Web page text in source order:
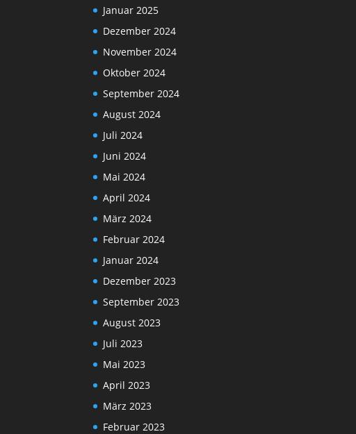
Januar 2025
Dezember 2024
November 2024
Oktober 2024
September 2024
August 2024
Juli 2024
Juni 2024
Mai 2024
April 2024
März 2024
Februar 2024
Januar 2024
Dezember 2023
September 2023
August 2023
Juli 2023
Mai 2023
April 2023
März 2023
Februar 2023